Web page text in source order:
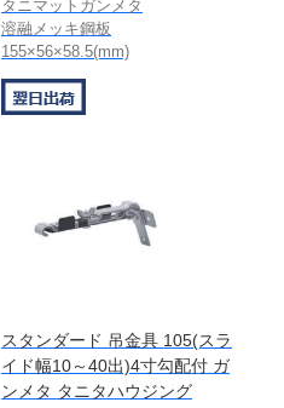
タニマットガンメタ
溶融メッキ鋼板
155×56×58.5(mm)
スタンダード 吊金具 105(スラ
イド幅10～40出)4寸勾配付 ガ
ンメタ タニタハウジング